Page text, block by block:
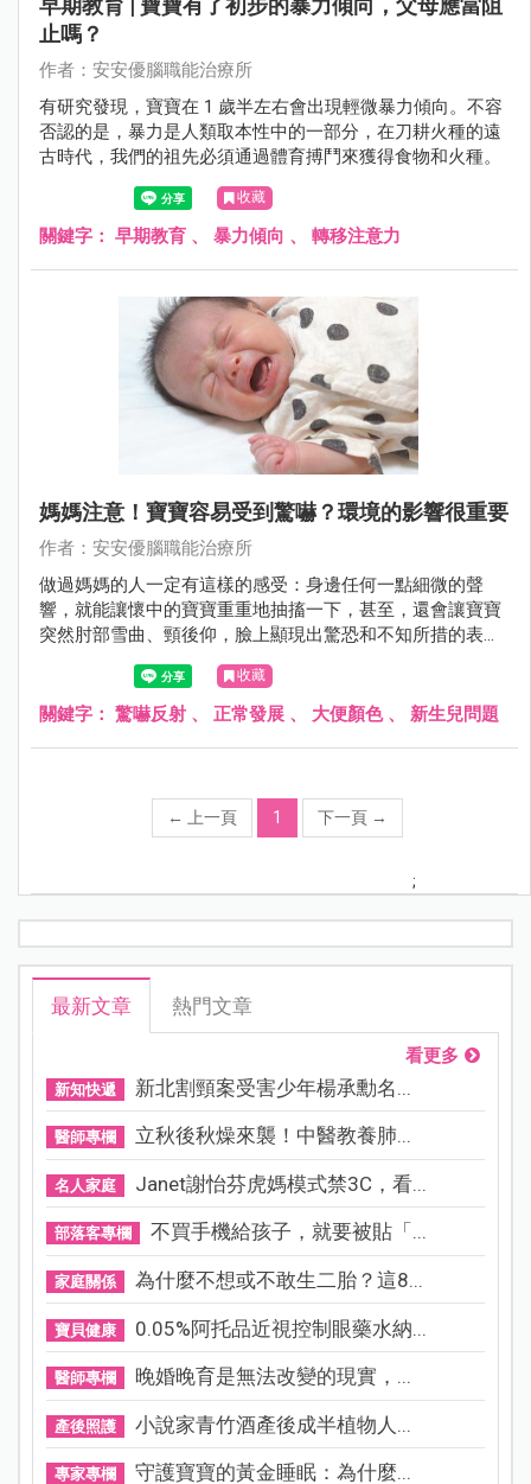
早期教育 | 寶寶有了初步的暴力傾向，父母應當阻
止嗎？
作者：安安優腦職能治療所
有研究發現，寶寶在 1 歲半左右會出現輕微暴力傾向。不容
否認的是，暴力是人類取本性中的一部分，在刀耕火種的遠
古時代，我們的祖先必須通過體育搏鬥來獲得食物和火種。
收藏
關鍵字： 早期教育 、 暴力傾向 、 轉移注意力
媽媽注意！寶寶容易受到驚嚇？環境的影響很重要
作者：安安優腦職能治療所
做過媽媽的人一定有這樣的感受：身邊任何一點細微的聲
響，就能讓懷中的寶寶重重地抽搐一下，甚至，還會讓寶寶
突然肘部雪曲、頸後仰，臉上顯現出驚恐和不知所措的表
情，好像受了天大的驚嚇。
收藏
關鍵字： 驚嚇反射 、 正常發展 、 大便顏色、 新生兒問題
← 上一頁 1 下一頁 →
;
最新文章 熱門文章
看更多
新知快遞 新北割頸案受害少年楊承勳名...
醫師專欄 立秋後秋燥來襲！中醫教養肺...
名人家庭 Janet謝怡芬虎媽模式禁3C，看...
部落客專欄 不買手機給孩子，就要被貼「...
家庭關係 為什麼不想或不敢生二胎？這8...
寶貝健康 0.05%阿托品近視控制眼藥水納...
醫師專欄 晚婚晚育是無法改變的現實，...
產後照護 小說家青竹酒產後成半植物人...
專家專欄 守護寶寶的黃金睡眠：為什麼...